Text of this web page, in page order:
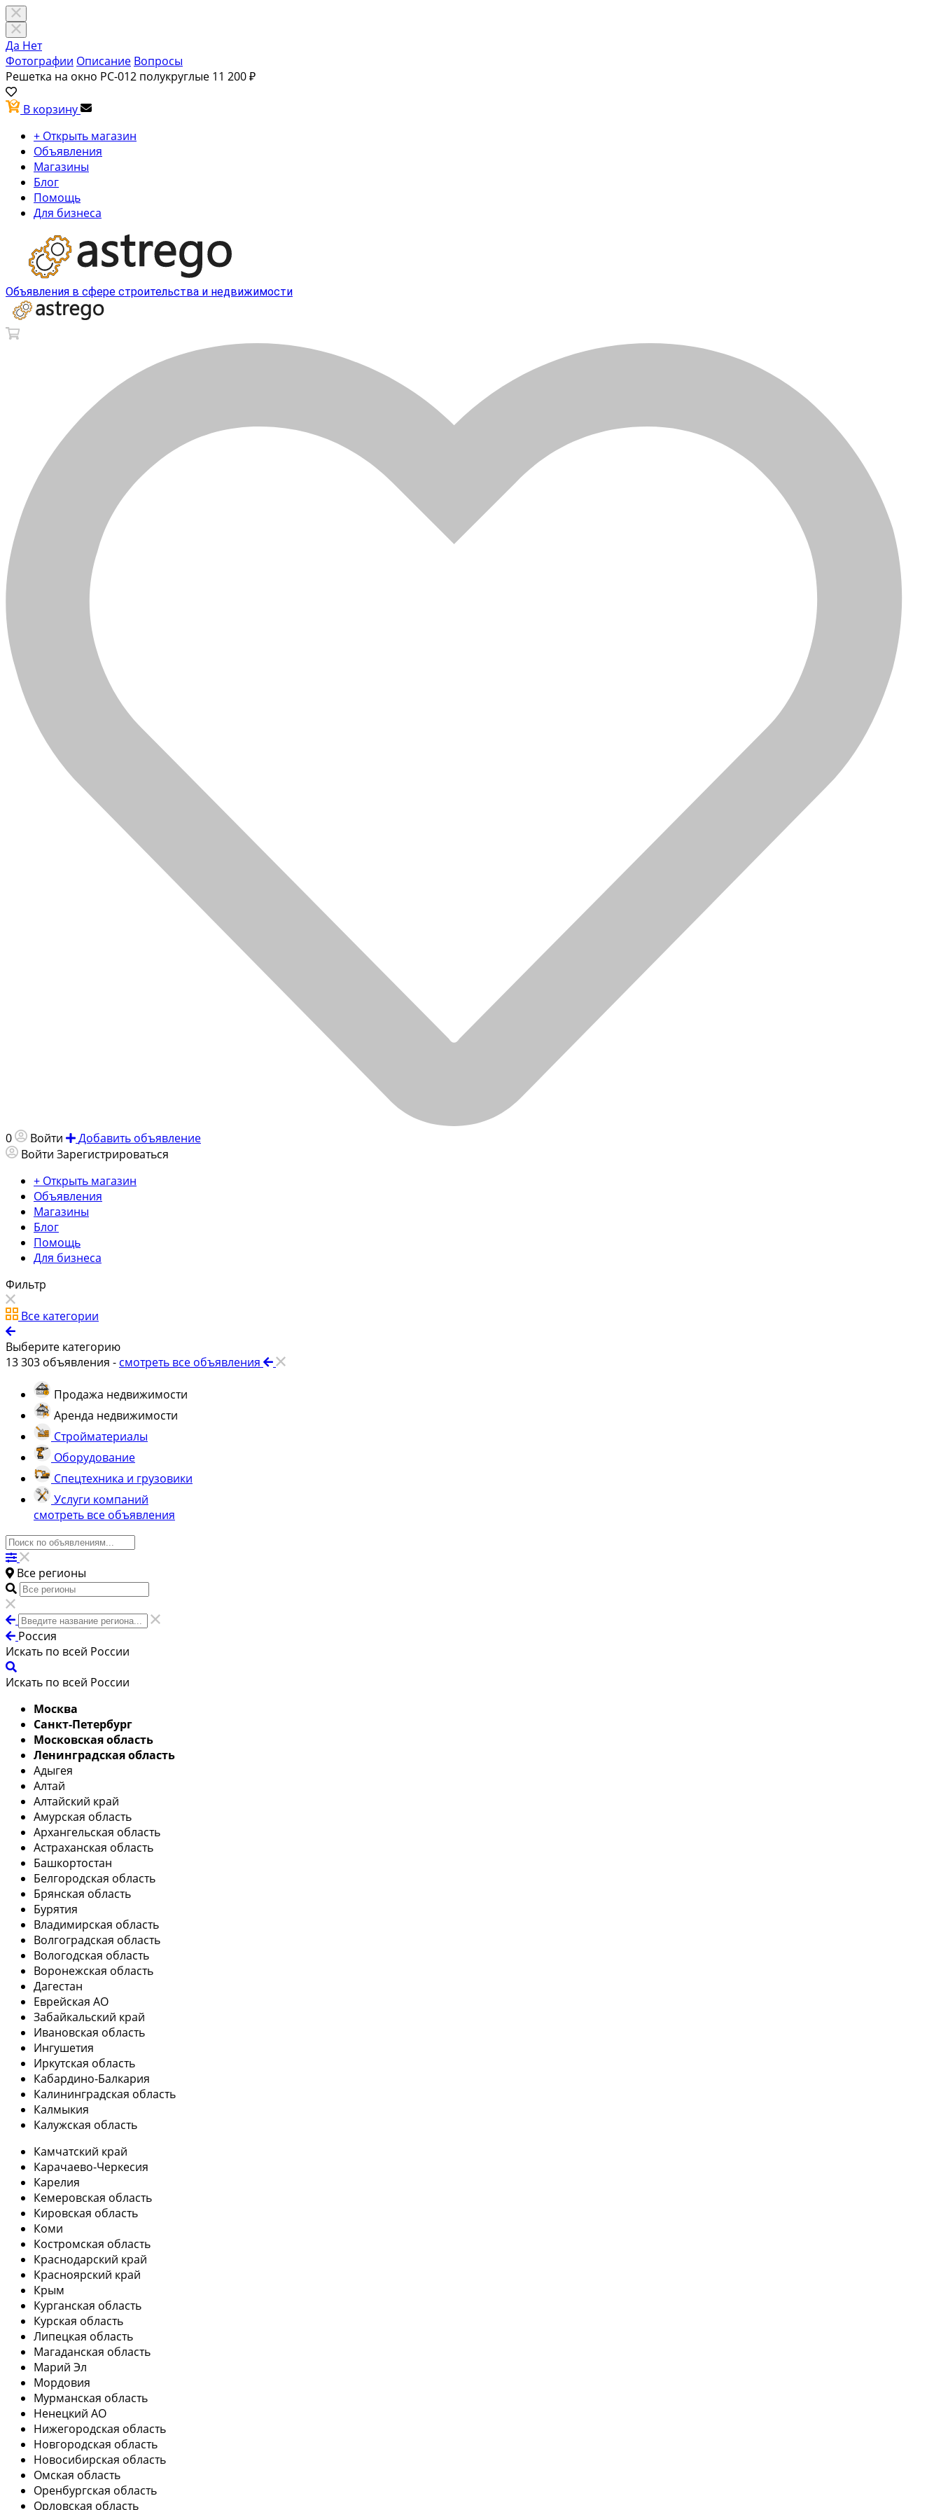
Да Нет
Фотографии Описание Вопросы
Решетка на окно РС-012 полукруглые 11 200 ₽
В корзину
+ Открыть магазин
Объявления
Магазины
Блог
Помощь
Для бизнеса
Объявления в сфере строительства и недвижимости
0 Войти
Добавить объявление
Войти Зарегистрироваться
+ Открыть магазин
Объявления
Магазины
Блог
Помощь
Для бизнеса
Фильтр
Все категории
Выберите категорию
13 303 объявления - смотреть все объявления
Продажа недвижимости
Аренда недвижимости
Стройматериалы
Оборудование
Спецтехника и грузовики
Услуги компаний
смотреть все объявления
Все регионы
Россия
Искать по всей России
Искать по всей России
Москва
Санкт-Петербург
Московская область
Ленинградская область
Адыгея
Алтай
Алтайский край
Амурская область
Архангельская область
Астраханская область
Башкортостан
Белгородская область
Брянская область
Бурятия
Владимирская область
Волгоградская область
Вологодская область
Воронежская область
Дагестан
Еврейская АО
Забайкальский край
Ивановская область
Ингушетия
Иркутская область
Кабардино-Балкария
Калининградская область
Калмыкия
Калужская область
Камчатский край
Карачаево-Черкесия
Карелия
Кемеровская область
Кировская область
Коми
Костромская область
Краснодарский край
Красноярский край
Крым
Курганская область
Курская область
Липецкая область
Магаданская область
Марий Эл
Мордовия
Мурманская область
Ненецкий АО
Нижегородская область
Новгородская область
Новосибирская область
Омская область
Оренбургская область
Орловская область